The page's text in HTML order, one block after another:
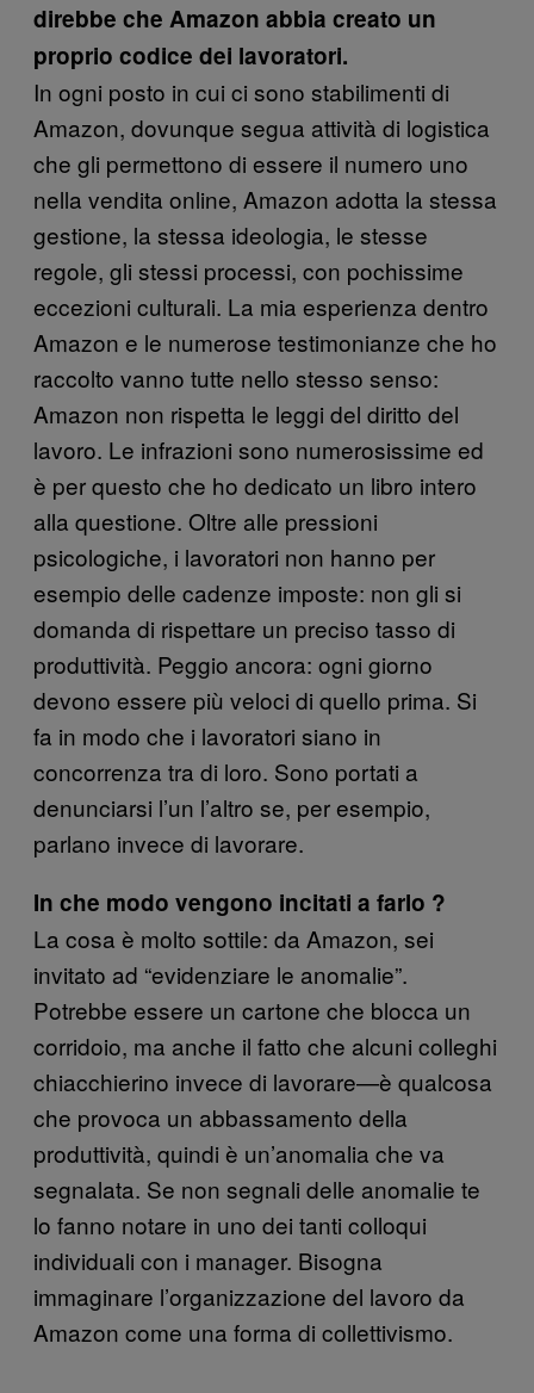
direbbe che Amazon abbia creato un
proprio codice dei lavoratori.
In ogni posto in cui ci sono stabilimenti di
Amazon, dovunque segua attività di logistica
che gli permettono di essere il numero uno
nella vendita online, Amazon adotta la stessa
gestione, la stessa ideologia, le stesse
regole, gli stessi processi, con pochissime
eccezioni culturali. La mia esperienza dentro
Amazon e le numerose testimonianze che ho
raccolto vanno tutte nello stesso senso:
Amazon non rispetta le leggi del diritto del
lavoro. Le infrazioni sono numerosissime ed
è per questo che ho dedicato un libro intero
alla questione. Oltre alle pressioni
psicologiche, i lavoratori non hanno per
esempio delle cadenze imposte: non gli si
domanda di rispettare un preciso tasso di
produttività. Peggio ancora: ogni giorno
devono essere più veloci di quello prima. Si
fa in modo che i lavoratori siano in
concorrenza tra di loro. Sono portati a
denunciarsi l’un l’altro se, per esempio,
parlano invece di lavorare.
In che modo vengono incitati a farlo ?
La cosa è molto sottile: da Amazon, sei
invitato ad “evidenziare le anomalie”.
Potrebbe essere un cartone che blocca un
corridoio, ma anche il fatto che alcuni colleghi
chiacchierino invece di lavorare—è qualcosa
che provoca un abbassamento della
produttività, quindi è un’anomalia che va
segnalata. Se non segnali delle anomalie te
lo fanno notare in uno dei tanti colloqui
individuali con i manager. Bisogna
immaginare l’organizzazione del lavoro da
Amazon come una forma di collettivismo.